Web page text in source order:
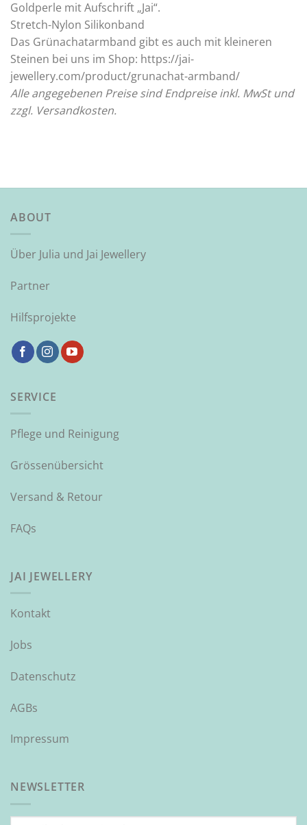
Goldperle mit Aufschrift „Jai“.
Stretch-Nylon Silikonband
Das Grünachatarmband gibt es auch mit kleineren
Steinen bei uns im Shop: https://jai-
jewellery.com/product/grunachat-armband/
Alle angegebenen Preise sind Endpreise inkl. MwSt und
zzgl. Versandkosten.
ABOUT
Über Julia und Jai Jewellery
Partner
Hilfsprojekte
SERVICE
Pflege und Reinigung
Grössenübersicht
Versand & Retour
FAQs
JAI JEWELLERY
Kontakt
Jobs
Datenschutz
AGBs
Impressum
NEWSLETTER